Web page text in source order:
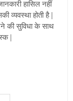
हासिल नहीं
व्यवस्था होती है |
की सुविधा के साथ
|